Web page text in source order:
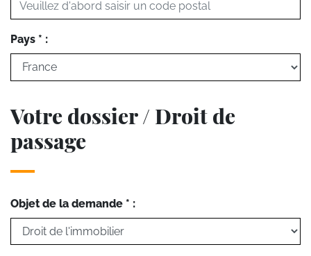
Pays * :
Votre dossier / Droit de
passage
Objet de la demande * :